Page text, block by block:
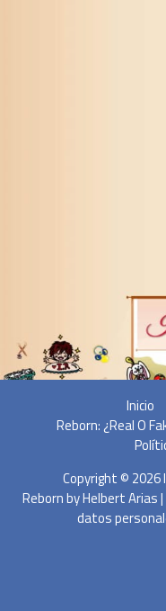
Inicio
Reborn: ¿Real O
Copyright © 2026
Reborn byHelbert Arias|
datos